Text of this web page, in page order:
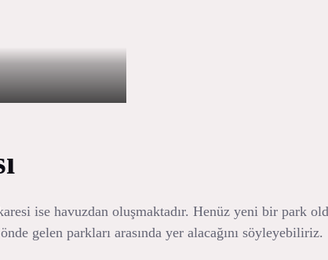
ise havuzdan oluşmaktadır. Henüz yeni bir park
gelen parkları arasında yer alacağını söyleyebiliriz.